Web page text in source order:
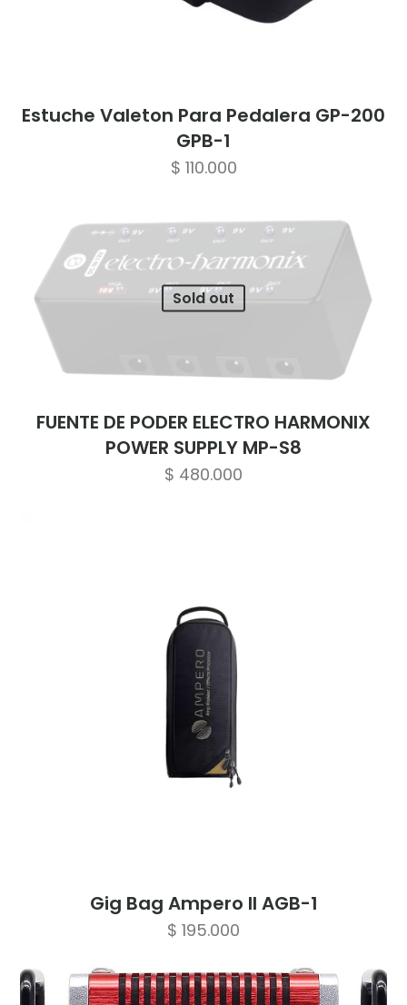
Estuche Valeton Para Pedalera GP-200
GPB-1
$ 110.000
Sold out
FUENTE DE PODER ELECTRO HARMONIX
POWER SUPPLY MP-S8
$ 480.000
Gig Bag Ampero ll AGB-1
$ 195.000